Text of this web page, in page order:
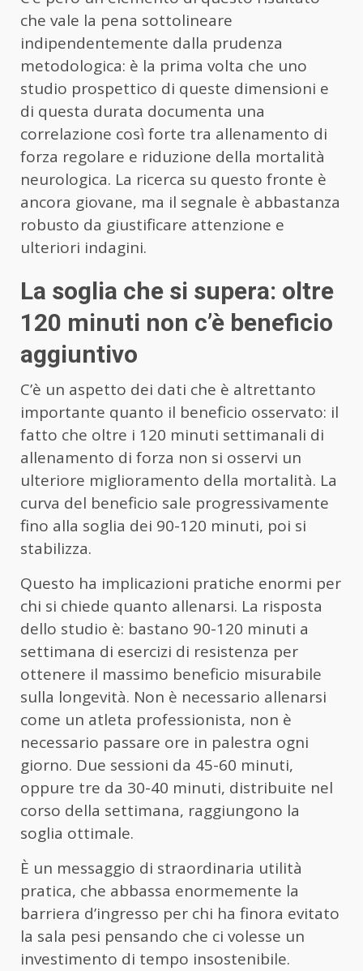
che vale la pena sottolineare
indipendentemente dalla prudenza
metodologica: è la prima volta che uno
studio prospettico di queste dimensioni e
di questa durata documenta una
correlazione così forte tra allenamento di
forza regolare e riduzione della mortalità
neurologica. La ricerca su questo fronte è
ancora giovane, ma il segnale è abbastanza
robusto da giustificare attenzione e
ulteriori indagini.
La soglia che si supera: oltre
120 minuti non c’è beneficio
aggiuntivo
C’è un aspetto dei dati che è altrettanto
importante quanto il beneficio osservato: il
fatto che oltre i 120 minuti settimanali di
allenamento di forza non si osservi un
ulteriore miglioramento della mortalità. La
curva del beneficio sale progressivamente
fino alla soglia dei 90-120 minuti, poi si
stabilizza.
Questo ha implicazioni pratiche enormi per
chi si chiede quanto allenarsi. La risposta
dello studio è: bastano 90-120 minuti a
settimana di esercizi di resistenza per
ottenere il massimo beneficio misurabile
sulla longevità. Non è necessario allenarsi
come un atleta professionista, non è
necessario passare ore in palestra ogni
giorno. Due sessioni da 45-60 minuti,
oppure tre da 30-40 minuti, distribuite nel
corso della settimana, raggiungono la
soglia ottimale.
È un messaggio di straordinaria utilità
pratica, che abbassa enormemente la
barriera d’ingresso per chi ha finora evitato
la sala pesi pensando che ci volesse un
investimento di tempo insostenibile.